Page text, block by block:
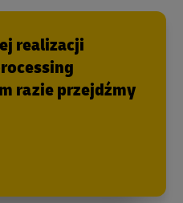
realizacji
razie przejdźmy